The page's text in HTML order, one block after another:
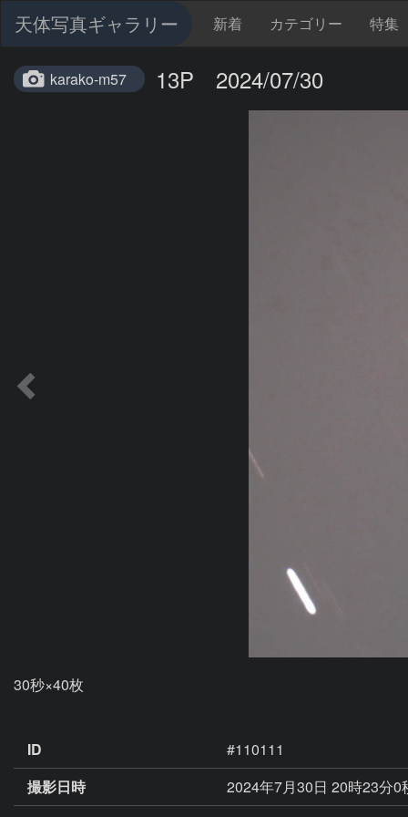
天体写真ギャラリー 新着 カテゴリー 特集
karako-m57 13P 2024/07/30
30秒×40枚
ID
#110111
撮影日時
2024年7月30日 20時23分0